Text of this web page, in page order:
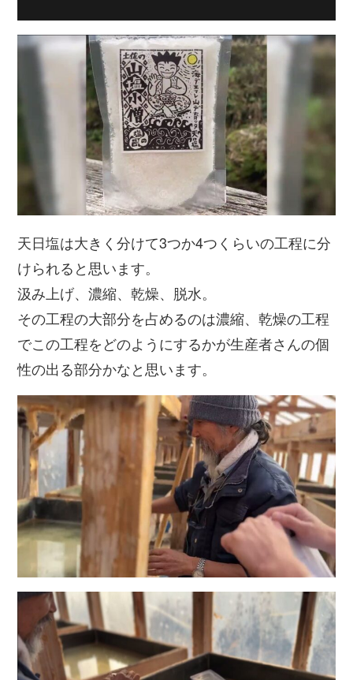
天日塩は大きく分けて3つか4つくらいの工程に分
けられると思います。
汲み上げ、濃縮、乾燥、脱水。
その工程の大部分を占めるのは濃縮、乾燥の工程
でこの工程をどのようにするかが生産者さんの個
性の出る部分かなと思います。